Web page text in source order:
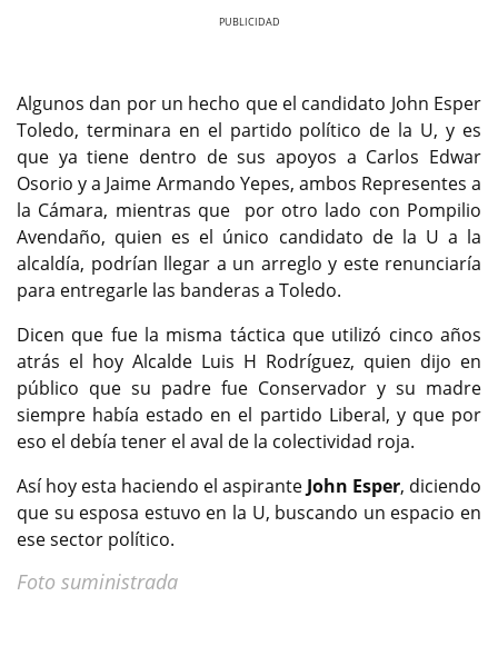
Algunos dan por un hecho que el candidato John Esper
Toledo, terminara en el partido político de la U, y es
que ya tiene dentro de sus apoyos a Carlos Edwar
Osorio y a Jaime Armando Yepes, ambos Representes a
la Cámara, mientras que por otro lado con Pompilio
Avendaño, quien es el único candidato de la U a la
alcaldía, podrían llegar a un arreglo y este renunciaría
para entregarle las banderas a Toledo.
Dicen que fue la misma táctica que utilizó cinco años
atrás el hoy Alcalde Luis H Rodríguez, quien dijo en
público que su padre fue Conservador y su madre
siempre había estado en el partido Liberal, y que por
eso el debía tener el aval de la colectividad roja.
Así hoy esta haciendo el aspirante John Esper, diciendo
que su esposa estuvo en la U, buscando un espacio en
ese sector político.
Foto suministrada